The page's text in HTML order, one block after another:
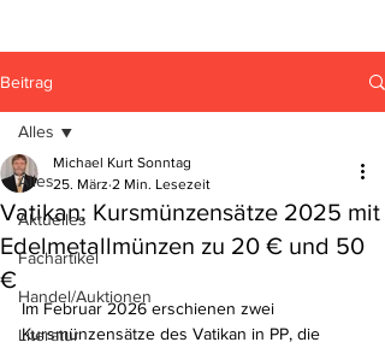
Beitrag
Alles
Aktuelles
Fachartikel
Handel/Auktionen
Literatur
Alles
Vatikan: Kursmünzensätze 2025 mit
Edelmetallmünzen zu 20 € und 50
€
Michael Kurt Sonntag
25. März 2 Min. Lesezeit
Im Februar 2026 erschienen zwei
Kursmünzensätze des Vatikan in PP, die